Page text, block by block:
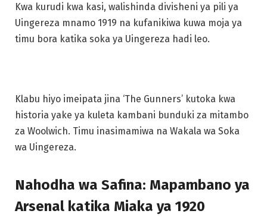
Kwa kurudi kwa kasi, walishinda divisheni ya pili ya
Uingereza mnamo 1919 na kufanikiwa kuwa moja ya
timu bora katika soka ya Uingereza hadi leo.
Klabu hiyo imeipata jina ‘The Gunners’ kutoka kwa
historia yake ya kuleta kambani bunduki za mitambo
za Woolwich. Timu inasimamiwa na Wakala wa Soka
wa Uingereza.
Nahodha wa Safina: Mapambano ya
Arsenal katika Miaka ya 1920